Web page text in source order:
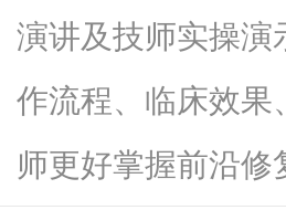
演讲及技师实操演
作流程、临床效果
师更好掌握前沿修